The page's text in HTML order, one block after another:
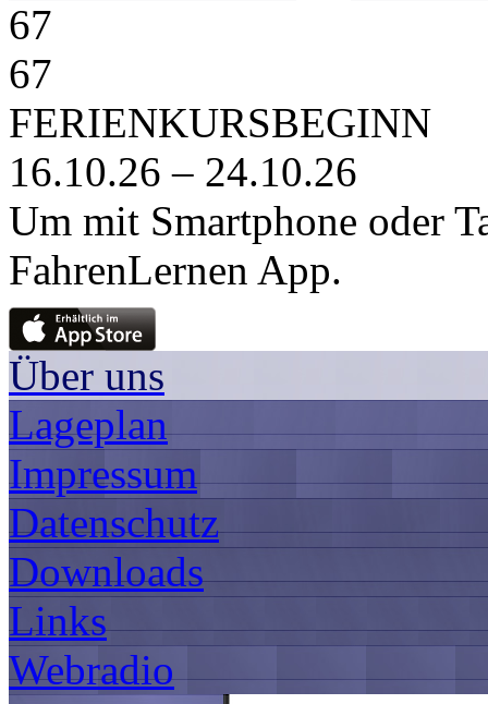
67
67
FERIENKURSBEGINN
16.10.26 – 24.10.26
Um mit Smartphone oder
FahrenLernen App.
Über uns
Lageplan
Impressum
Datenschutz
Downloads
Links
Webradio